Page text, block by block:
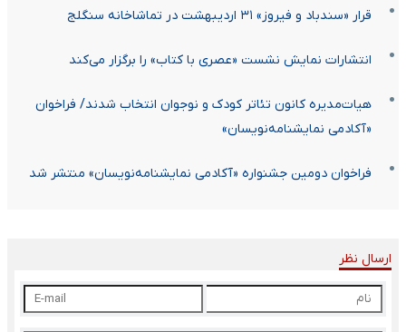
قرار «سندباد و فیروز» ۳۱ اردیبهشت در تماشاخانه سنگلج
انتشارات نمایش نشست «عصری با کتاب» را برگزار می‌کند
هیات‌مدیره کانون تئاتر کودک و نوجوان انتخاب شدند/ فراخوان
«آکادمی نمایشنامه‌نویسان»
فراخوان دومین جشنواره «آکادمی نمایشنامه‌نویسان» منتشر شد
ارسال نظر